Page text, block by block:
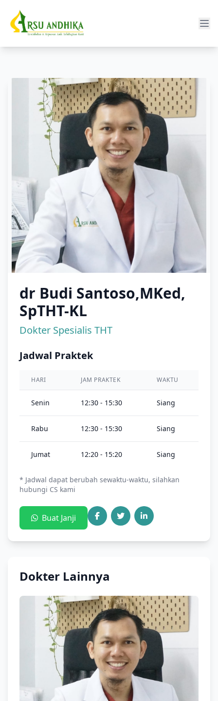
dr Budi Santoso,MKed,
SpTHT-KL
Dokter Spesialis THT
Jadwal Praktek
HARI JAM PRAKTEK WAKTU
Senin 12:30 - 15:30 Siang
Rabu 12:30 - 15:30 Siang
Jumat 12:20 - 15:20 Siang
* Jadwal dapat berubah sewaktu-waktu, silahkan
hubungi CS kami
Buat Janji
Dokter Lainnya